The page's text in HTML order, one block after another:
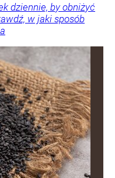
dziennie, by obniżyć
w jaki sposób